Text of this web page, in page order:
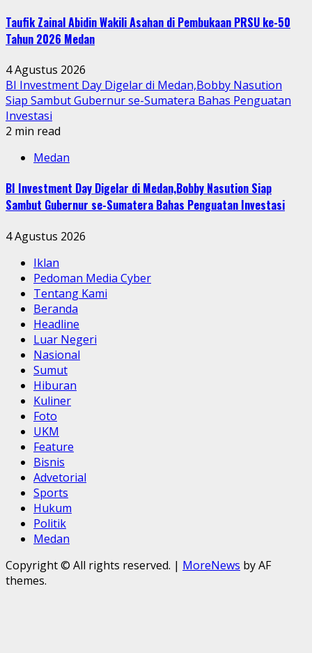
Taufik Zainal Abidin Wakili Asahan di Pembukaan PRSU ke-50
Tahun 2026 Medan
4 Agustus 2026
BI Investment Day Digelar di Medan,Bobby Nasution
Siap Sambut Gubernur se-Sumatera Bahas Penguatan
Investasi
2 min read
Medan
BI Investment Day Digelar di Medan,Bobby Nasution Siap
Sambut Gubernur se-Sumatera Bahas Penguatan Investasi
4 Agustus 2026
Iklan
Pedoman Media Cyber
Tentang Kami
Beranda
Headline
Luar Negeri
Nasional
Sumut
Hiburan
Kuliner
Foto
UKM
Feature
Bisnis
Advetorial
Sports
Hukum
Politik
Medan
Copyright © All rights reserved. | MoreNews by AF
themes.